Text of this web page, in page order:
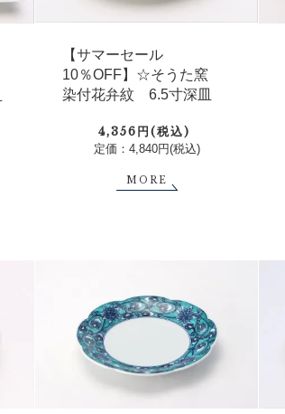
【サマーセール
10％OFF】☆そうた窯
染付花弁紋 6.5寸深皿
4,356円(税込)
定価：4,840円(税込)
MORE